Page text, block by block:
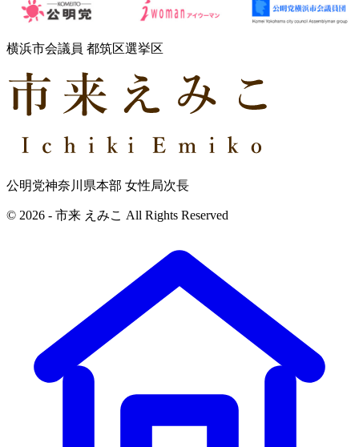
横浜市会議員 都筑区選挙区
公明党神奈川県本部 女性局次長
© 2026 - 市来 えみこ All Rights Reserved